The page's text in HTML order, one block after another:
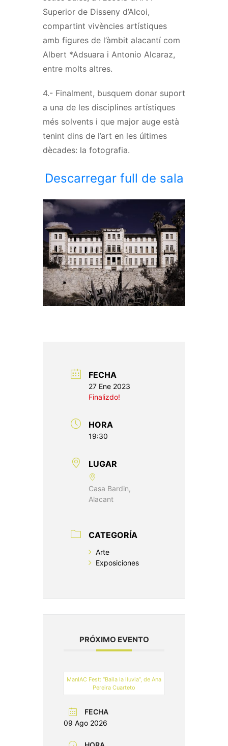
Superior de Disseny d’Alcoi,
compartint vivències artístiques
amb figures de l’àmbit alacantí com
Albert *Adsuara i Antonio Alcaraz,
entre molts altres.
4.- Finalment, busquem donar suport
a una de les disciplines artístiques
més solvents i que major auge està
tenint dins de l’art en les últimes
dècades: la fotografia.
Descarregar full de sala
FECHA
27 Ene 2023
Finalizdo!
HORA
19:30
LUGAR
Casa Bardin,
Alacant
CATEGORÍA
Arte
Exposiciones
PRÓXIMO EVENTO
ManIAC Fest: “Baila la lluvia”, de Ana
Pereira Cuarteto
FECHA
09 Ago 2026